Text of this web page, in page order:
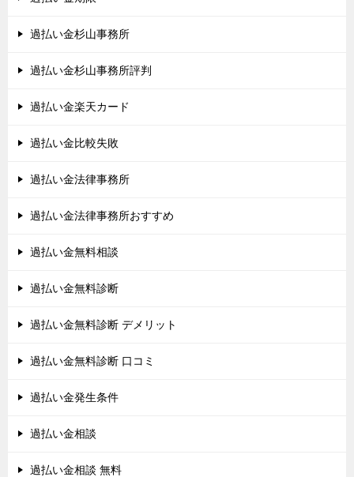
過払い金杉山事務所
過払い金杉山事務所評判
過払い金楽天カード
過払い金比較失敗
過払い金法律事務所
過払い金法律事務所おすすめ
過払い金無料相談
過払い金無料診断
過払い金無料診断 デメリット
過払い金無料診断 口コミ
過払い金発生条件
過払い金相談
過払い金相談 無料